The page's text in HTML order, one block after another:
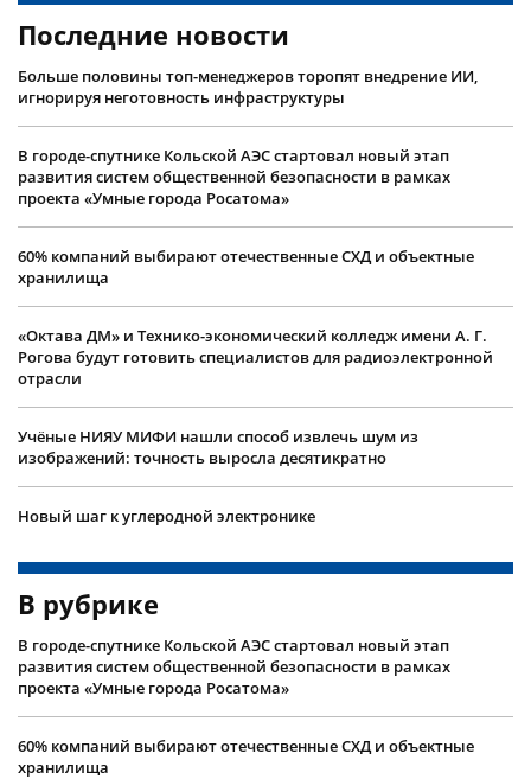
Последние новости
Больше половины топ-менеджеров торопят внедрение ИИ,
игнорируя неготовность инфраструктуры
В городе-спутнике Кольской АЭС стартовал новый этап
развития систем общественной безопасности в рамках
проекта «Умные города Росатома»
60% компаний выбирают отечественные СХД и объектные
хранилища
«Октава ДМ» и Технико-экономический колледж имени А. Г.
Рогова будут готовить специалистов для радиоэлектронной
отрасли
Учëные НИЯУ МИФИ нашли способ извлечь шум из
изображений: точность выросла десятикратно
Новый шаг к углеродной электронике
В рубрике
В городе-спутнике Кольской АЭС стартовал новый этап
развития систем общественной безопасности в рамках
проекта «Умные города Росатома»
60% компаний выбирают отечественные СХД и объектные
хранилища